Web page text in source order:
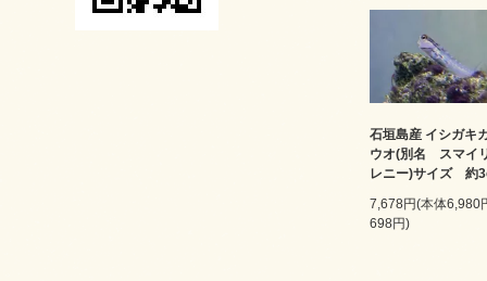
石垣島産 イシガキ
ウオ(別名 スマイ
レニー)サイズ 約
7,678円(本体6,980
698円)